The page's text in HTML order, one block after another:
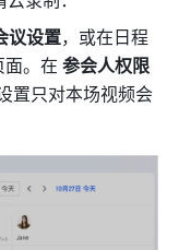
议设置，或在日程
面。在 参会人权限
置只对本场视频会